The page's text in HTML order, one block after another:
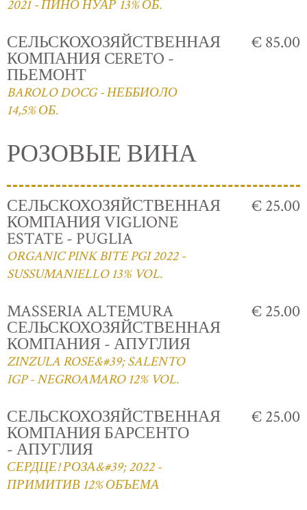
2021 - ПИНО НУАР 13% ОБ.
СЕЛЬСКОХОЗЯЙСТВЕННАЯ
КОМПАНИЯ CERETO -
ПЬЕМОНТ
BAROLO DOCG - НЕББИОЛО
14,5% ОБ.
€ 85.00
РОЗОВЫЕ ВИНА
СЕЛЬСКОХОЗЯЙСТВЕННАЯ
КОМПАНИЯ VIGLIONE
ESTATE - PUGLIA
ORGANIC PINK BITE PGI 2022 -
SUSSUMANIELLO 13% VOL.
€ 25.00
MASSERIA ALTEMURA
СЕЛЬСКОХОЗЯЙСТВЕННАЯ
КОМПАНИЯ - АПУГЛИЯ
ZINZULA ROSE&#39; SALENTO
IGP - NEGROAMARO 12% VOL.
€ 25.00
СЕЛЬСКОХОЗЯЙСТВЕННАЯ
КОМПАНИЯ БАРСЕНТО
- АПУГЛИЯ
СЕРДЦЕ! РОЗА&#39; 2022 -
ПРИМИТИВ 12% ОБЪЕМА
€ 25.00